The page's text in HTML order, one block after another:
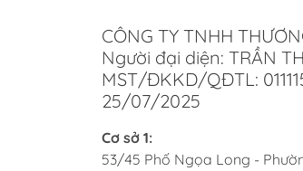
Bộ 5 món đa dạng
Chất liệu thép không
Tương thích mọi loại
CÔNG TY TNHH
Người đại diện: TRẦN
MST/ĐKKD/QĐTL:
25/07/2025
Cơ sở 1:
53/45 Phố Ngọa Long -